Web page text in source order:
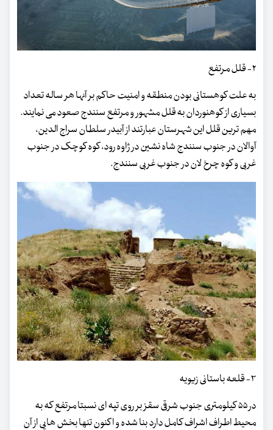
۲- قلل مرتفع
به علت کوهستانی بودن منطقه و امنیت حاکم بر آنها هر ساله تعداد
بسیاری از کوهنوردان به قلل مشهور و مرتفع سنندج صعود می نمایند.
مهم ترین قلل این شهرستان عبارتند از آبیدر سلطان سراج الدین،
آوالان در جنوب سنندج شاه نشین در ژاوه رود، کوه کوچک در جنوب
غربی و کوه چرخ لان در جنوب غربی سنندج.
۳- قلعه باستانی زیویه
در ۵۵ کیلومتری جنوب شرقی سقز بر روی تپه ای نسبتا مرتفع که به
محیط اطراف اشراف کامل دارد بنا شده و اکنون تنها بخش هایی از آن